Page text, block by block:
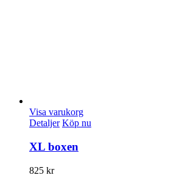
Visa varukorg
Detaljer Köp nu
XL boxen
825 kr